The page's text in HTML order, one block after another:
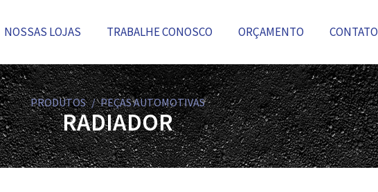
NOSSAS LOJAS TRABALHE CONOSCO ORÇAMENTO CONTATO
PRODUTOS PEÇAS AUTOMOTIVAS
RADIADOR